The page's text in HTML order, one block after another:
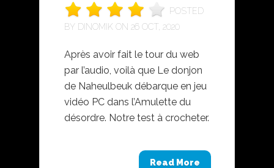
POSTED
BY DINOMIK ON 26 OCT, 2020
Après avoir fait le tour du web
par l’audio, voilà que Le donjon
de Naheulbeuk débarque en jeu
vidéo PC dans l’Amulette du
désordre. Notre test à crocheter.
Read More